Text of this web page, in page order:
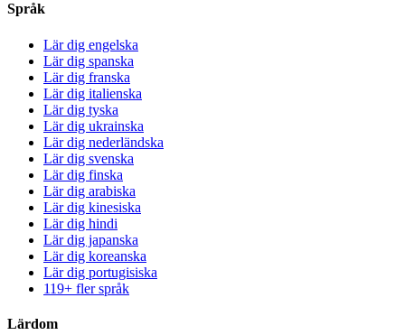
Språk
Lär dig engelska
Lär dig spanska
Lär dig franska
Lär dig italienska
Lär dig tyska
Lär dig ukrainska
Lär dig nederländska
Lär dig svenska
Lär dig finska
Lär dig arabiska
Lär dig kinesiska
Lär dig hindi
Lär dig japanska
Lär dig koreanska
Lär dig portugisiska
119+ fler språk
Lärdom